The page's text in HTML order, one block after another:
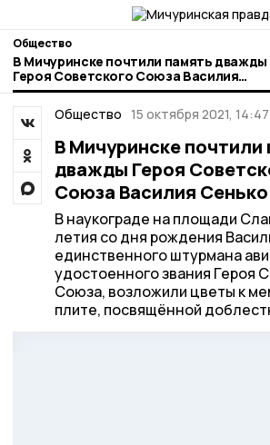
Общество
В Мичуринске почтили память дважды
Героя Советского Союза Василия
Сенько
Общество 15 октября 2021, 14:47
В Мичуринске почтили
дважды Героя
Союза Василия Сенько
В наукограде на площади
летия со дня рождения
единственного штурмана
удостоенного звания Героя
Союза, возложили цветы к
плите, посвящённой